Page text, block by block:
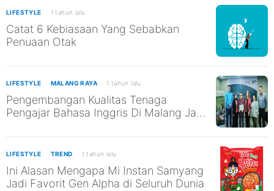
LIFESTYLE 1 tahun lalu
Catat 6 Kebiasaan Yang Sebabkan
Penuaan Otak
LIFESTYLE MALANG RAYA 1 tahun lalu
Pengembangan Kualitas Tenaga
Pengajar Bahasa Inggris Di Malang Jadi
LIFESTYLE TREND 1 tahun lalu
Ini Alasan Mengapa Mi Instan Samyang
Jadi Favorit Gen Alpha di Seluruh Dunia